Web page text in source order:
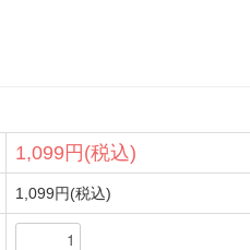
1,099円(税込)
1,099円(税込)